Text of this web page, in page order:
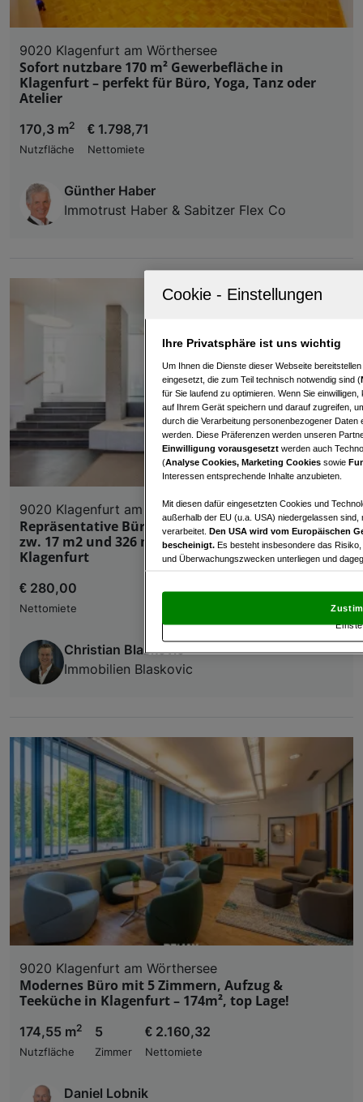
9020 Klagenfurt am Wörthersee
Sofort nutzbare 170 m² Gewerbefläche in
Klagenfurt – perfekt für Büro, Yoga, Tanz oder
Atelier
170,3 m2
Nutzfläche
€ 1.798,71
Nettomiete
Günther Haber
Immotrust Haber & Sabitzer Flex Co
9020 Klagenfurt am Wörthersee
Repräsentative Büro- und Praxisräumlichkeiten
zw. 17 m2 und 326 m2 in zentraler Lage von
Klagenfurt
€ 280,00
Nettomiete
Christian Blaskovic
Immobilien Blaskovic
9020 Klagenfurt am Wörthersee
Modernes Büro mit 5 Zimmern, Aufzug &
Teeküche in Klagenfurt – 174m², top Lage!
174,55 m2
Nutzfläche
5
Zimmer
€ 2.160,32
Nettomiete
Daniel Lobnik
Ihre Privatsphäre ist uns wichtig
Um Ihnen die Dienste dieser Webseite
eingesetzt, die zum Teil technisch notwendig sind (
für Sie laufend zu optimieren. Wenn Sie
auf Ihrem Gerät speichern und darauf zugreifen,
durch die Verarbeitung personenbezogener
werden. Diese Präferenzen werden unseren
Einwilligung vorausgesetzt werden auch
(Analyse Cookies, Marketing Cookies sowie
Interessen entsprechende Inhalte anzubieten.
Mit diesen dafür eingesetzten Cookies und
außerhalb der EU (u.a. USA) niedergelassen
verarbeitet. Den USA wird vom Europäischen
bescheinigt. Es besteht insbesondere das
und Überwachungszwecken unterliegen und
und Widerspruch gegen die Verarbeitung auf der
„Cookie Einstellungen“, die sich auf jeder Seite
Wir und unsere Partner verarbeiten
Liste der Partner (Lieferanten)